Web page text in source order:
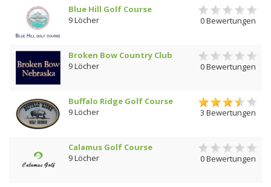
Blue Hill Golf Course
9 Löcher
0 Bewertungen
Broken Bow Country Club
9 Löcher
0 Bewertungen
Buffalo Ridge Golf Course
9 Löcher
3 Bewertungen
Calamus Golf Course
9 Löcher
0 Bewertungen